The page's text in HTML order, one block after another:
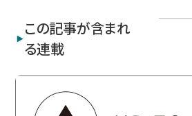
この記事が含まれ
る連載